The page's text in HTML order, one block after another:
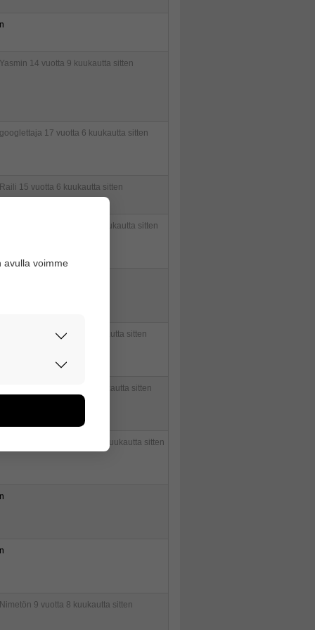
Yasmin 14 vuotta 9 kuukautta sitten
googlettaja 17 vuotta 6 kuukautta sitten
Raili 15 vuotta 6 kuukautta sitten
1 vuosi 6 kuukautta sitten
7 vuotta 7 kuukautta sitten
6 vuotta 3 kuukautta sitten
18 vuotta 7 kuukautta sitten
Nimetön 9 vuotta 8 kuukautta sitten
avulla voimme
kerätään
Emme